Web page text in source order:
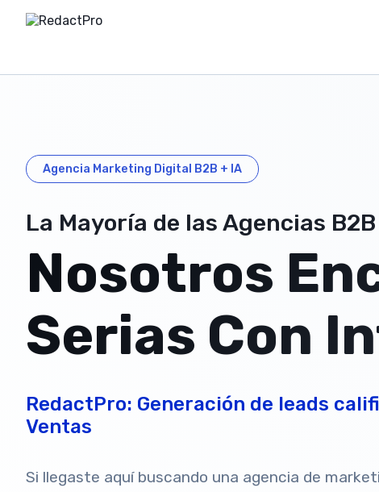
Agencia Marketing Digital B2B + IA
La Mayoría de las Agencias
Nosotros
Serias Con
RedactPro: Generación de leads
Ventas
Si llegaste aquí buscando una agencia de